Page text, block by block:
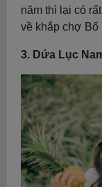
năm thì lại có
về khắp chợ Bố
3. Dứa Lục